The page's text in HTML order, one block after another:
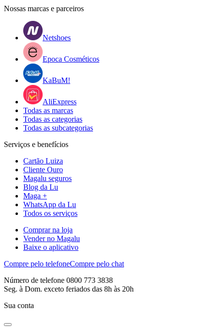
Nossas marcas e parceiros
Netshoes
Epoca Cosméticos
KaBuM!
AliExpress
Todas as marcas
Todas as categorias
Todas as subcategorias
Serviços e benefícios
Cartão Luiza
Cliente Ouro
Magalu seguros
Blog da Lu
Maga +
WhatsApp da Lu
Todos os serviços
Comprar na loja
Vender no Magalu
Baixe o aplicativo
Compre pelo telefoneCompre pelo chat
Número de telefone 0800 773 3838
Seg. à Dom. exceto feriados das 8h às 20h
Sua conta